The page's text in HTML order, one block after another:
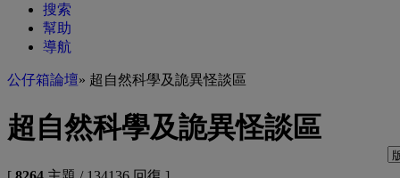
搜索
幫助
導航
公仔箱論壇» 超自然科學及詭異怪談區
超自然科學及詭異怪談區